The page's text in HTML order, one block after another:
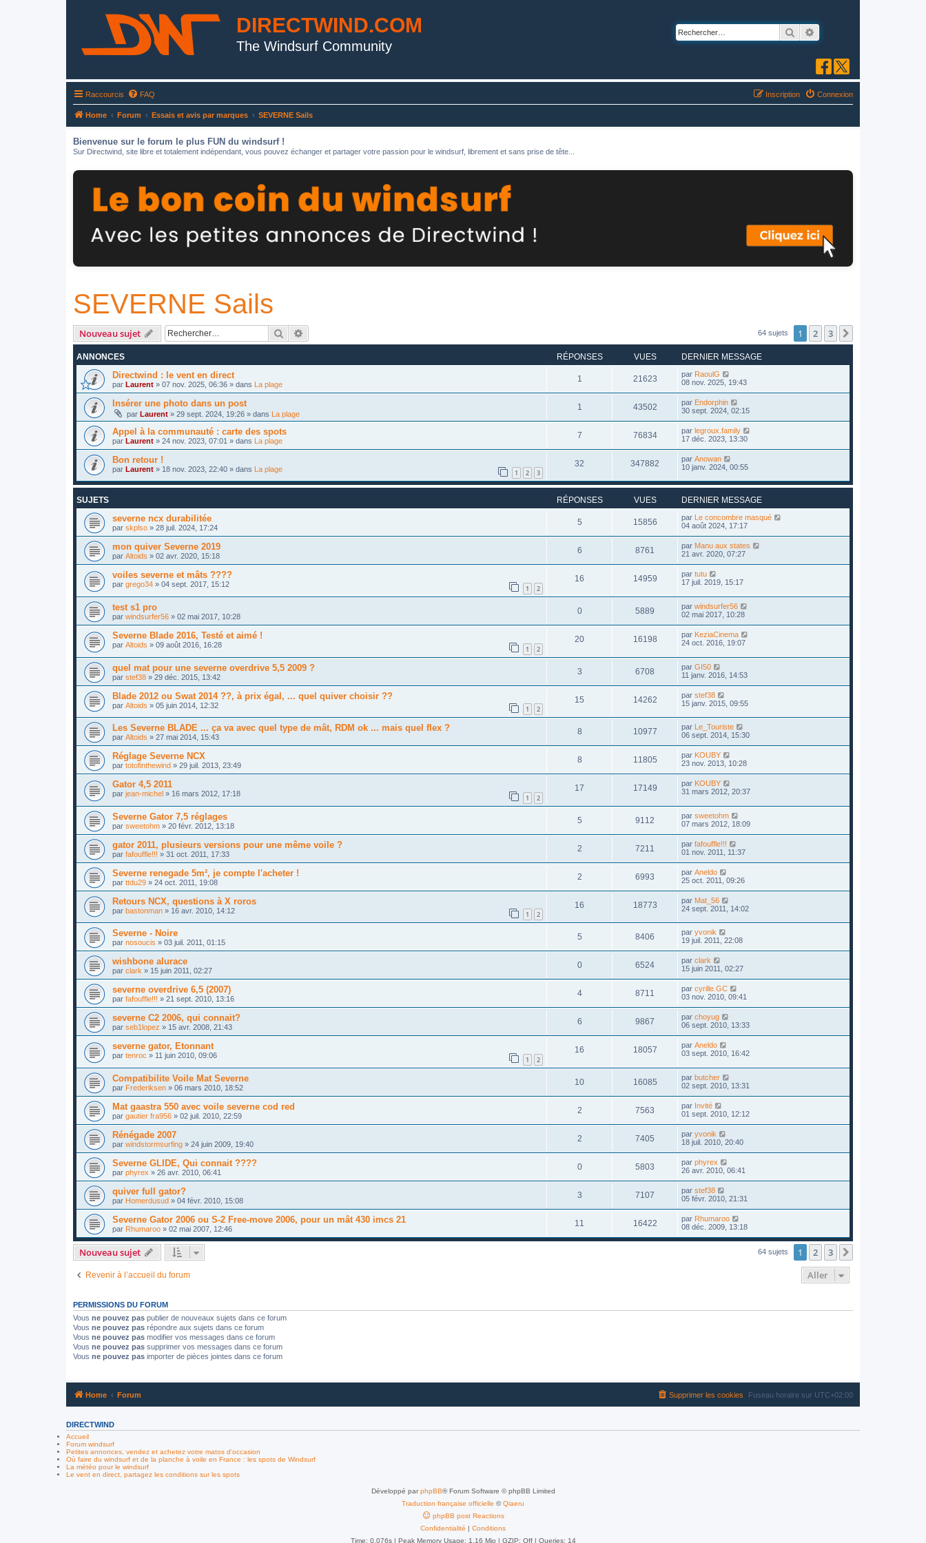
DIRECTWIND.COM
The Windsurf Community
Rechercher
Raccourcis FAQ Connexion
Inscription
Home Forum Essais et avis par marques SEVERNE Sails
Bienvenue sur le forum le plus FUN du windsurf !
Sur Directwind, site libre et totalement indépendant, vous pouvez échanger et partager votre passion pour le windsurf, librement et sans prise de tête...
SEVERNE Sails
Nouveau sujet Rechercher 64 sujets 1 2 3
ANNONCES RÉPONSES VUES DERNIER MESSAGE
Directwind : le vent en direct
par Laurent » 07 nov. 2025, 06:36 » dans La plage
1 21623 par RaoulG
08 nov. 2025, 19:43
Insérer une photo dans un post
par Laurent » 29 sept. 2024, 19:26 » dans La plage
1 43502 par Endorphin
30 sept. 2024, 02:15
Appel à la communauté : carte des spots
par Laurent » 24 nov. 2023, 07:01 » dans La plage
7 76834 par legroux.family
17 déc. 2023, 13:30
Bon retour !
par Laurent » 18 nov. 2023, 22:40 » dans La plage 1 2 3
32 347882 par Anowan
10 janv. 2024, 00:55
SUJETS RÉPONSES VUES DERNIER MESSAGE
severne ncx durabilitée
par skplso » 28 juil. 2024, 17:24
5 15856 par
Le concombre masqué
04 août 2024, 17:17
mon quiver Severne 2019
par Altoids » 02 avr. 2020, 15:18
6 8761 par Manu aux states
21 avr. 2020, 07:27
voiles severne et mâts ????
par grego34 » 04 sept. 2017, 15:12 1 2
16 14959 par tutu
17 juil. 2019, 15:17
test s1 pro
par windsurfer56 » 02 mai 2017, 10:28
0 5889 par windsurfer56
02 mai 2017, 10:28
Severne Blade 2016, Testé et aimé !
par Altoids » 09 août 2016, 16:28 1 2
20 16198 par KeziaCinema
24 oct. 2016, 19:07
quel mat pour une severne overdrive 5,5 2009 ?
par stef38 » 29 déc. 2015, 13:42
3 6708 par GI50
11 janv. 2016, 14:53
Blade 2012 ou Swat 2014 ??, à prix égal, ... quel quiver choisir ??
par Altoids » 05 juin 2014, 12:32 1 2
15 14262 par stef38
15 janv. 2015, 09:55
Les Severne BLADE ... ça va avec quel type de mât, RDM ok ... mais quel flex ?
par Altoids » 27 mai 2014, 15:43
8 10977 par Le_Touriste
06 sept. 2014, 15:30
Réglage Severne NCX
par totofinthewind » 29 juil. 2013, 23:49
8 11805 par KOUBY
23 nov. 2013, 10:28
Gator 4,5 2011
par jean-michel » 16 mars 2012, 17:18 1 2
17 17149 par KOUBY
31 mars 2012, 20:37
Severne Gator 7,5 réglages
par sweetohm » 20 févr. 2012, 13:18
5 9112 par sweetohm
07 mars 2012, 18:09
gator 2011, plusieurs versions pour une même voile ?
par fafouffle!!! » 31 oct. 2011, 17:33
2 7211 par fafouffle!!!
01 nov. 2011, 11:37
Severne renegade 5m², je compte l'acheter !
par ttdu29 » 24 oct. 2011, 19:08
2 6993 par Aneldo
25 oct. 2011, 09:26
Retours NCX, questions à X roros
par bastonman » 16 avr. 2010, 14:12 1 2
16 18773 par Mat_56
24 sept. 2011, 14:02
Severne - Noire
par nosoucis » 03 juil. 2011, 01:15
5 8406 par yvonik
19 juil. 2011, 22:08
wishbone alurace
par clark » 15 juin 2011, 02:27
0 6524 par clark
15 juin 2011, 02:27
severne overdrive 6,5 (2007)
par fafouffle!!! » 21 sept. 2010, 13:16
4 8711 par cyrille.GC
03 nov. 2010, 09:41
severne C2 2006, qui connait?
par seb1lopez » 15 avr. 2008, 21:43
6 9867 par choyug
06 sept. 2010, 13:33
severne gator, Etonnant
par tenroc » 11 juin 2010, 09:06 1 2
16 18057 par Aneldo
03 sept. 2010, 16:42
Compatibilite Voile Mat Severne
par Frederiksen » 06 mars 2010, 18:52
10 16085 par butcher
02 sept. 2010, 13:31
Mat gaastra 550 avec voile severne cod red
par gautier fra956 » 02 juil. 2010, 22:59
2 7563 par Invité
01 sept. 2010, 12:12
Rénégade 2007
par windstormsurfing » 24 juin 2009, 19:40
2 7405 par yvonik
18 juil. 2010, 20:40
Severne GLIDE, Qui connait ????
par phyrex » 26 avr. 2010, 06:41
0 5803 par phyrex
26 avr. 2010, 06:41
quiver full gator?
par Homerdusud » 04 févr. 2010, 15:08
3 7107 par stef38
05 févr. 2010, 21:31
Severne Gator 2006 ou S-2 Free-move 2006, pour un mât 430 imcs 21
par Rhumaroo » 02 mai 2007, 12:46
11 16422 par Rhumaroo
08 déc. 2009, 13:18
Nouveau sujet 64 sujets 1 2 3
Revenir à l’accueil du forum Aller
PERMISSIONS DU FORUM
Vous ne pouvez pas publier de nouveaux sujets dans ce forum
Vous ne pouvez pas répondre aux sujets dans ce forum
Vous ne pouvez pas modifier vos messages dans ce forum
Vous ne pouvez pas supprimer vos messages dans ce forum
Vous ne pouvez pas importer de pièces jointes dans ce forum
Home Forum Fuseau horaire sur UTC+02:00
Supprimer les cookies
DIRECTWIND
Accueil
Forum windsurf
Petites annonces, vendez et achetez votre matos d'occasion
Où faire du windsurf et de la planche à voile en France : les spots de Windsurf
La météo pour le windsurf
Le vent en direct, partagez les conditions sur les spots
Développé parphpBB® Forum Software © phpBB Limited
Traduction française officielle ©Qiaeru
phpBB post Reactions
Confidentialité | Conditions
Time: 0.076s| Peak Memory Usage: 1.16 Mio | GZIP: Off | Queries: 14